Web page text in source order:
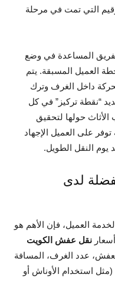
التي تمت في مرحلة
المساعدة في وضع
العميل المسبقة. يتم
داخل الغرف وترك
“نقطة تركيز” في كل
الأثاث حولها لتحقيق
على العميل الإجهاد
يوم النقل الطويل.
لدى
العميل، فإن الأهم هو
نقل عفش الكويت
عدد الغرف، المسافة
استخدام الأوناش أو